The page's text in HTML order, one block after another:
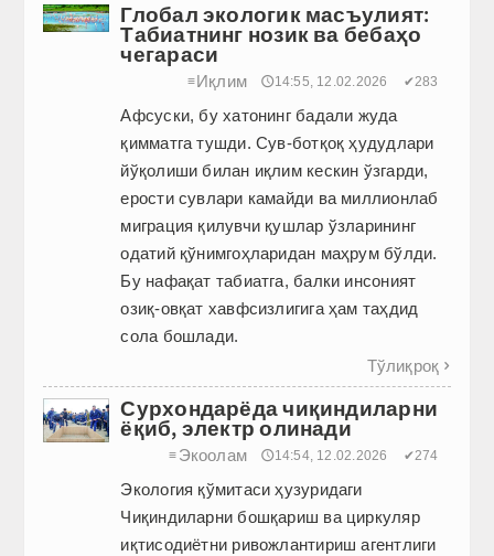
Глобал экологик масъулият:
Табиатнинг нозик ва бебаҳо
чегараси
≡Иқлим 🕔14:55, 12.02.2026 ✔283
Афсуски, бу хатонинг бадали жуда
қимматга тушди. Сув-ботқоқ ҳудудлари
йўқолиши билан иқлим кескин ўзгарди,
ерости сувлари камайди ва миллионлаб
миграция қилувчи қушлар ўзларининг
одатий қўнимгоҳларидан маҳрум бўлди.
Бу нафақат табиатга, балки инсоният
озиқ-овқат хавфсизлигига ҳам таҳдид
сола бошлади.
Тўлиқроқ 
Сурхондарёда чиқиндиларни
ёқиб, электр олинади
≡ Экоолам 🕔14:54, 12.02.2026 ✔274
Экология қўмитаси ҳузуридаги
Чиқиндиларни бошқариш ва циркуляр
иқтисодиётни ривожлантириш агентлиги